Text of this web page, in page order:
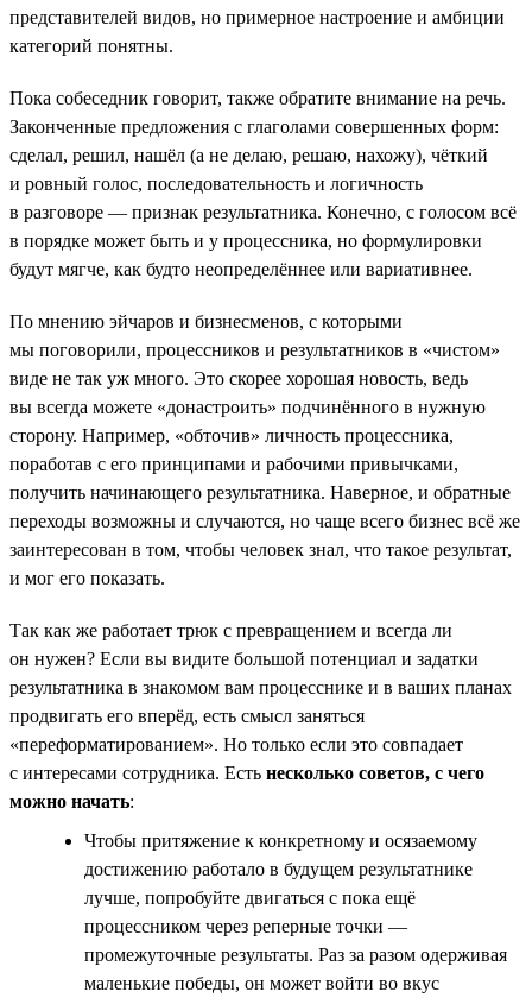
представителей видов, но примерное настроение и амбиции
категорий понятны.
Пока собеседник говорит, также обратите внимание на речь.
Законченные предложения с глаголами совершенных форм:
сделал, решил, нашёл (а не делаю, решаю, нахожу), чёткий
и ровный голос, последовательность и логичность
в разговоре — признак результатника. Конечно, с голосом всё
в порядке может быть и у процессника, но формулировки
будут мягче, как будто неопределённее или вариативнее.
По мнению эйчаров и бизнесменов, с которыми
мы поговорили, процессников и результатников в «чистом»
виде не так уж много. Это скорее хорошая новость, ведь
вы всегда можете «донастроить» подчинённого в нужную
сторону. Например, «обточив» личность процессника,
поработав с его принципами и рабочими привычками,
получить начинающего результатника. Наверное, и обратные
переходы возможны и случаются, но чаще всего бизнес всё же
заинтересован в том, чтобы человек знал, что такое результат,
и мог его показать.
Так как же работает трюк с превращением и всегда ли
он нужен? Если вы видите большой потенциал и задатки
результатника в знакомом вам процесснике и в ваших планах
продвигать его вперёд, есть смысл заняться
«переформатированием». Но только если это совпадает
с интересами сотрудника. Есть несколько советов, с чего
можно начать:
Чтобы притяжение к конкретному и осязаемому
достижению работало в будущем результатнике
лучше, попробуйте двигаться с пока ещё
процессником через реперные точки —
промежуточные результаты. Раз за разом одерживая
маленькие победы, он может войти во вкус